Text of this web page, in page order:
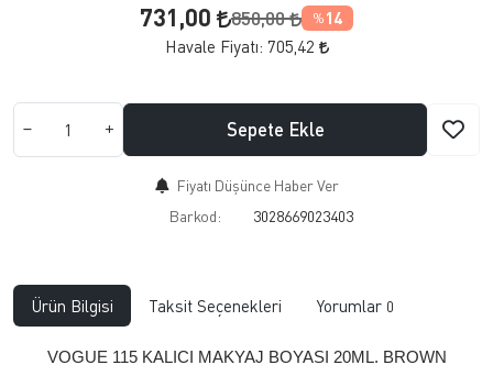
731,00 850,00 % 14
Havale Fiyatı: 705,42
Sepete Ekle
Fiyatı Düşünce Haber Ver
Barkod:
3028669023403
Ürün Bilgisi Taksit Seçenekleri Yorumlar 0
VOGUE 115 KALICI MAKYAJ BOYASI 20ML. BROWN